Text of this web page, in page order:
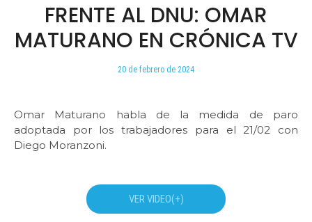
FRENTE AL DNU: OMAR
MATURANO EN CRÓNICA TV
20 de febrero de 2024
Omar Maturano habla de la medida de paro
adoptada por los trabajadores para el 21/02 con
Diego Moranzoni.
VER VIDEO(+)